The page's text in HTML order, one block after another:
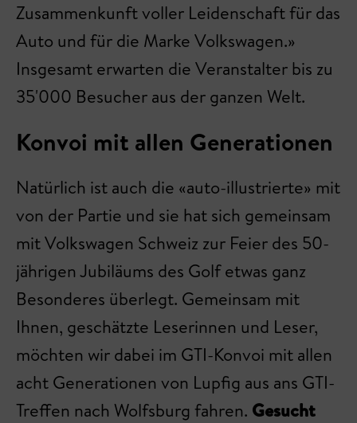
Zusammenkunft voller Leidenschaft für das
Auto und für die Marke Volkswagen.»
Insgesamt erwarten die Veranstalter bis zu
35'000 Besucher aus der ganzen Welt.
Konvoi mit allen Generationen
Natürlich ist auch die «auto-illustrierte» mit
von der Partie und sie hat sich gemeinsam
mit Volkswagen Schweiz zur Feier des 50-
jährigen Jubiläums des Golf etwas ganz
Besonderes überlegt. Gemeinsam mit
Ihnen, geschätzte Leserinnen und Leser,
möchten wir dabei im GTI-Konvoi mit allen
acht Generationen von Lupfig aus ans GTI-
Treffen nach Wolfsburg fahren. Gesucht